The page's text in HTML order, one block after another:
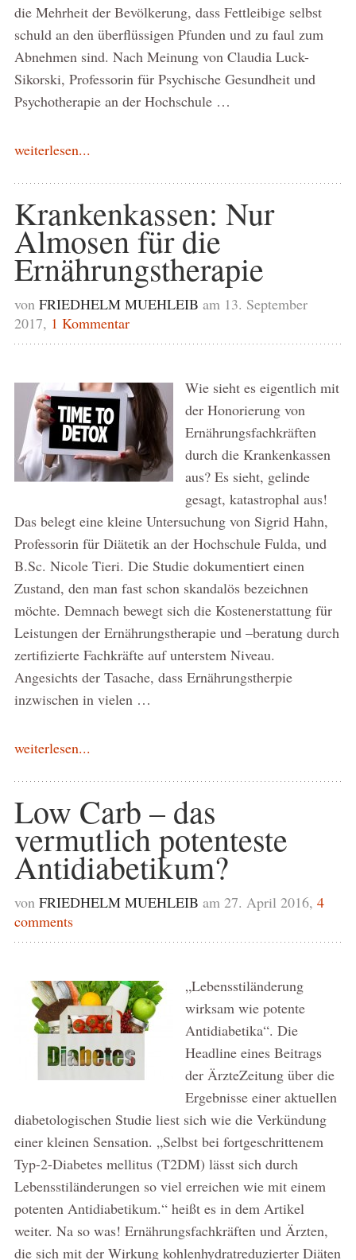
die Mehrheit der Bevölkerung, dass Fettleibige selbst
schuld an den überflüssigen Pfunden und zu faul zum
Abnehmen sind. Nach Meinung von Claudia Luck-
Sikorski, Professorin für Psychische Gesundheit und
Psychotherapie an der Hochschule …
weiterlesen...
Krankenkassen: Nur
Almosen für die
Ernährungstherapie
von FRIEDHELM MUEHLEIB am 13. September
2017, 1 Kommentar
Wie sieht es eigentlich mit
der Honorierung von
Ernährungsfachkräften
durch die Krankenkassen
aus? Es sieht, gelinde
gesagt, katastrophal aus!
Das belegt eine kleine Untersuchung von Sigrid Hahn,
Professorin für Diätetik an der Hochschule Fulda, und
B.Sc. Nicole Tieri. Die Studie dokumentiert einen
Zustand, den man fast schon skandalös bezeichnen
möchte. Demnach bewegt sich die Kostenerstattung für
Leistungen der Ernährungstherapie und –beratung durch
zertifizierte Fachkräfte auf unterstem Niveau.
Angesichts der Tasache, dass Ernährungstherpie
inzwischen in vielen …
weiterlesen...
Low Carb – das
vermutlich potenteste
Antidiabetikum?
von FRIEDHELM MUEHLEIB am 27. April 2016, 4
comments
„Lebensstiländerung
wirksam wie potente
Antidiabetika“. Die
Headline eines Beitrags
der ÄrzteZeitung über die
Ergebnisse einer aktuellen
diabetologischen Studie liest sich wie die Verkündung
einer kleinen Sensation. „Selbst bei fortgeschrittenem
Typ-2-Diabetes mellitus (T2DM) lässt sich durch
Lebensstiländerungen so viel erreichen wie mit einem
potenten Antidiabetikum.“ heißt es in dem Artikel
weiter. Na so was! Ernährungsfachkräften und Ärzten,
die sich mit der Wirkung kohlenhydratreduzierter Diäten